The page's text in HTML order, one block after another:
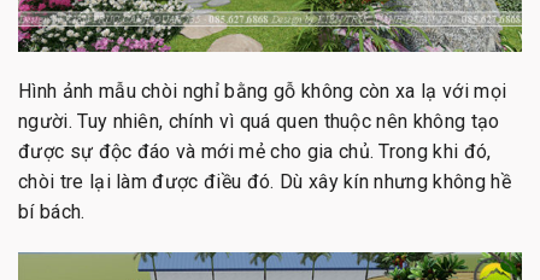
Hình ảnh mẫu chòi nghỉ bằng gỗ không còn xa lạ với mọi
người. Tuy nhiên, chính vì quá quen thuộc nên không tạo
được sự độc đáo và mới mẻ cho gia chủ. Trong khi đó,
chòi tre lại làm được điều đó. Dù xây kín nhưng không hề
bí bách.